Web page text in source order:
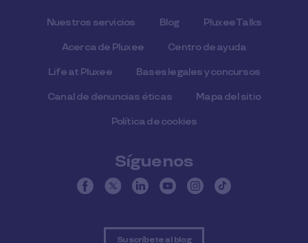
Nuestros servicios Blog Pluxee Talks
Acerca de Pluxee Centro de ayuda
Life at Pluxee Bases legales y concursos
Canal de denuncias éticas Mapa del sitio
Política de cookies
Síguenos
Suscríbete al blog